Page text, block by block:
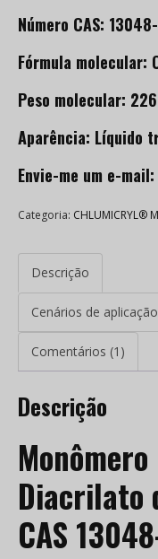
Número CAS:
Fórmula molecular:
Peso molecular:
Aparência: Líquido
Envie-me um e-mail:
Categoria: CHLUMICRYL®
Descrição
Cenários de
Comentários (1)
Descrição
Diacrilato
CAS